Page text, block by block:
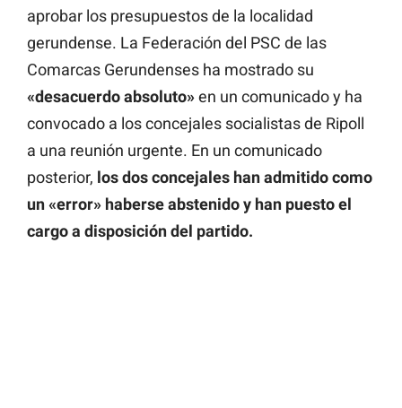
aprobar los presupuestos de la localidad
gerundense. La Federación del PSC de las
Comarcas Gerundenses ha mostrado su
«desacuerdo absoluto»en un comunicado y ha
convocado a los concejales socialistas de Ripoll
a una reunión urgente. En un comunicado
posterior, los dos concejales han admitido como
un «error» haberse abstenido y han puesto el
cargo a disposición del partido.